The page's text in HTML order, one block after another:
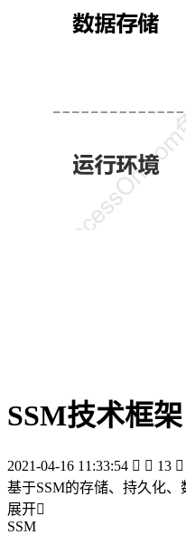
SSM技术框架
2021-04-16 11:33:54   13 
基于SSM的存储、持久化
展开
SSM